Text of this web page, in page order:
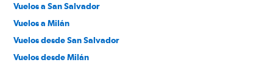
Vuelos a San Salvador
Vuelos a Milán
Vuelos desde San Salvador
Vuelos desde Milán